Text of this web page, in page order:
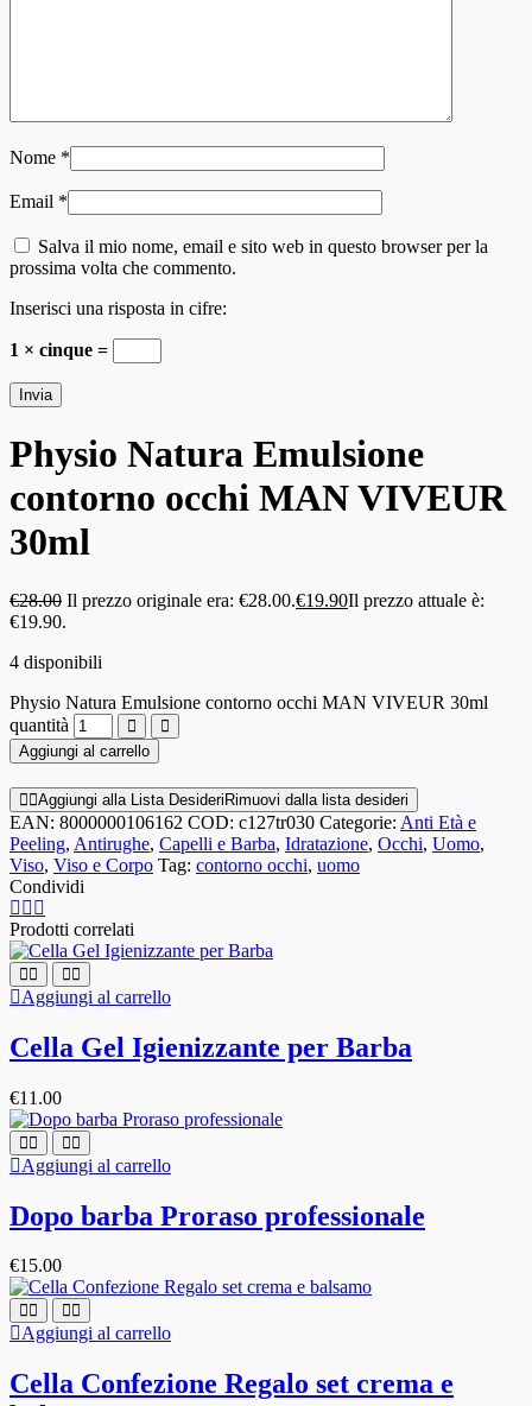
Nome *
Email *
Salva il mio nome, email e sito web in questo browser per la
prossima volta che commento.
Inserisci una risposta in cifre:
1 × cinque =
Physio Natura Emulsione
contorno occhi MAN VIVEUR
30ml
€28.00 Il prezzo originale era: €28.00.€19.90Il prezzo attuale è:
€19.90.
4 disponibili
Physio Natura Emulsione contorno occhi MAN VIVEUR 30ml
quantità
Aggiungi al carrello
Aggiungi alla Lista Desideri Rimuovi dalla lista desideri
EAN: 8000000106162 COD: c127tr030 Categorie: Anti Età e
Peeling, Antirughe, Capelli e Barba, Idratazione, Occhi, Uomo,
Viso, Viso e Corpo Tag: contorno occhi, uomo
Condividi
Prodotti correlati
Aggiungi al carrello
Cella Gel Igienizzante per Barba
€11.00
Aggiungi al carrello
Dopo barba Proraso professionale
€15.00
Aggiungi al carrello
Cella Confezione Regalo set crema e